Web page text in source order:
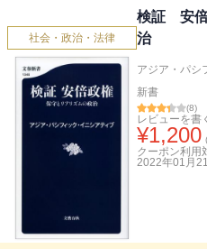
社会・政治・法律
検証 安
治
アジア・パシ
新書
(8)
レビューを書
¥1,200
クーポン利用
2022年01月